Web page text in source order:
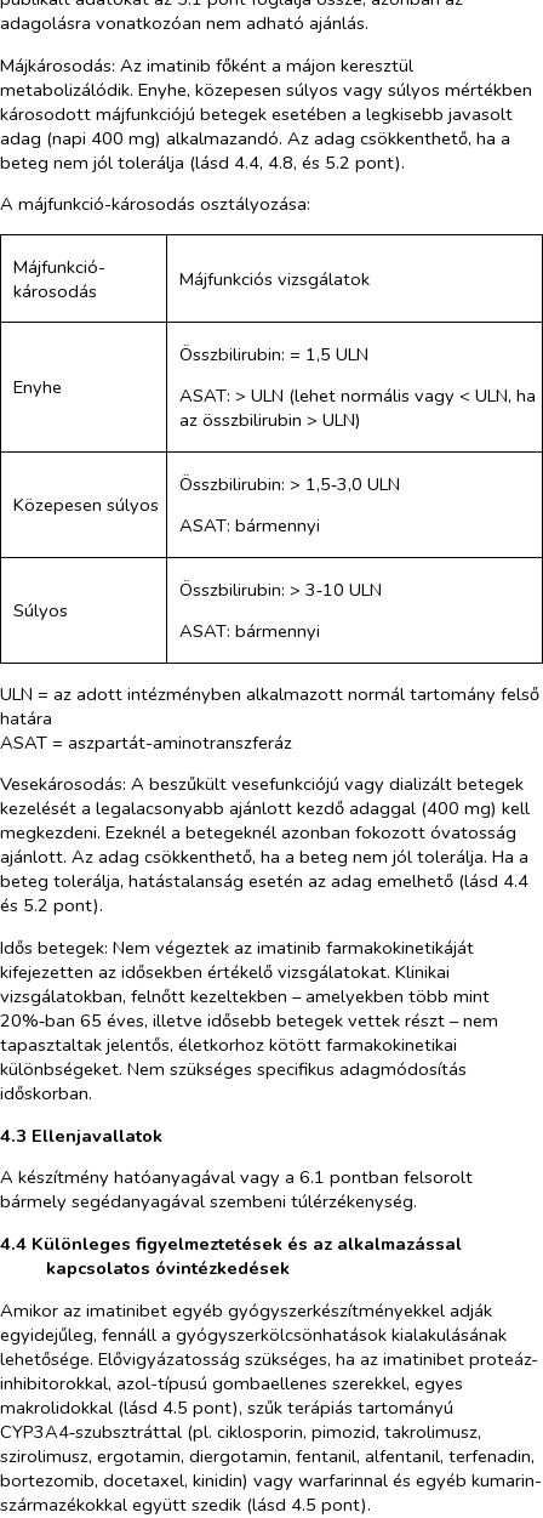
adagolásra vonatkozóan nem adható ajánlás.
Májkárosodás: Az imatinib főként a májon keresztül
metabolizálódik. Enyhe, közepesen súlyos vagy súlyos mértékben
károsodott májfunkciójú betegek esetében a legkisebb javasolt
adag (napi 400 mg) alkalmazandó. Az adag csökkenthető, ha a
beteg nem jól tolerálja (lásd 4.4, 4.8, és 5.2 pont).
A májfunkció-károsodás osztályozása:
Májfunkció-
károsodás
Májfunkciós vizsgálatok
Enyhe
Összbilirubin: = 1,5 ULN
ASAT: > ULN (lehet normális vagy < ULN, ha
az összbilirubin > ULN)
Közepesen súlyos
Összbilirubin: > 1,5‑3,0 ULN
ASAT: bármennyi
Súlyos
Összbilirubin: > 3‑10 ULN
ASAT: bármennyi
ULN = az adott intézményben alkalmazott normál tartomány felső
határa
ASAT = aszpartát-aminotranszferáz
Vesekárosodás: A beszűkült vesefunkciójú vagy dializált betegek
kezelését a legalacsonyabb ajánlott kezdő adaggal (400 mg) kell
megkezdeni. Ezeknél a betegeknél azonban fokozott óvatosság
ajánlott. Az adag csökkenthető, ha a beteg nem jól tolerálja. Ha a
beteg tolerálja, hatástalanság esetén az adag emelhető (lásd 4.4
és 5.2 pont).
Idős betegek: Nem végeztek az imatinib farmakokinetikáját
kifejezetten az idősekben értékelő vizsgálatokat. Klinikai
vizsgálatokban, felnőtt kezeltekben – amelyekben több mint
20%‑ban 65 éves, illetve idősebb betegek vettek részt – nem
tapasztaltak jelentős, életkorhoz kötött farmakokinetikai
különbségeket. Nem szükséges specifikus adagmódosítás
időskorban.
4.3 Ellenjavallatok
A készítmény hatóanyagával vagy a 6.1 pontban felsorolt
bármely segédanyagával szembeni túlérzékenység.
4.4 Különleges figyelmeztetések és az alkalmazással
kapcsolatos óvintézkedések
Amikor az imatinibet egyéb gyógyszerkészítményekkel adják
egyidejűleg, fennáll a gyógyszerkölcsönhatások kialakulásának
lehetősége. Elővigyázatosság szükséges, ha az imatinibet proteáz-
inhibitorokkal, azol-típusú gombaellenes szerekkel, egyes
makrolidokkal (lásd 4.5 pont), szűk terápiás tartományú
CYP3A4‑szubsztráttal (pl. ciklosporin, pimozid, takrolimusz,
szirolimusz, ergotamin, diergotamin, fentanil, alfentanil, terfenadin,
bortezomib, docetaxel, kinidin) vagy warfarinnal és egyéb kumarin-
származékokkal együtt szedik (lásd 4.5 pont).